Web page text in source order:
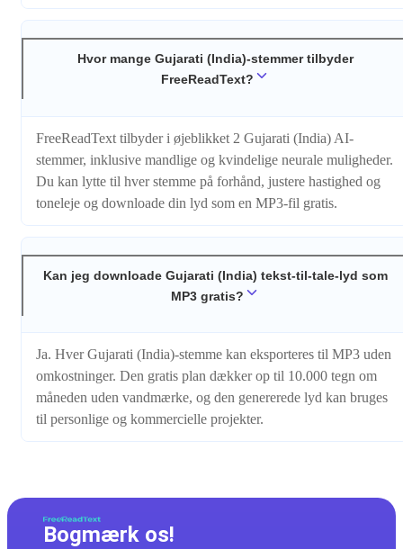
Hvor mange Gujarati (India)-stemmer tilbyder
FreeReadText?
FreeReadText tilbyder i øjeblikket 2 Gujarati (India) AI-
stemmer, inklusive mandlige og kvindelige neurale muligheder.
Du kan lytte til hver stemme på forhånd, justere hastighed og
toneleje og downloade din lyd som en MP3-fil gratis.
Kan jeg downloade Gujarati (India) tekst-til-tale-lyd som
MP3 gratis?
Ja. Hver Gujarati (India)-stemme kan eksporteres til MP3 uden
omkostninger. Den gratis plan dækker op til 10.000 tegn om
måneden uden vandmærke, og den genererede lyd kan bruges
til personlige og kommercielle projekter.
Bogmærk os!